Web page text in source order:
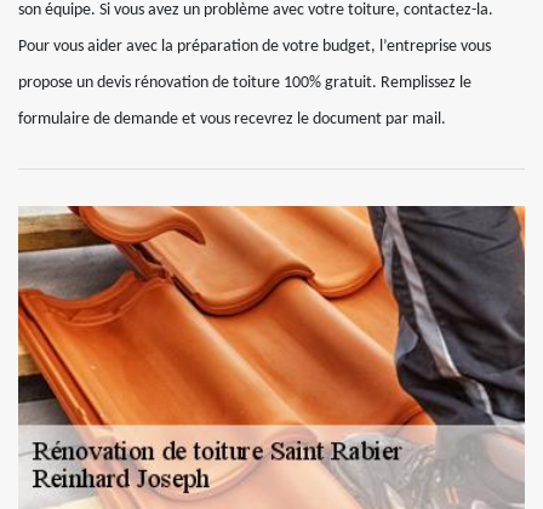
son équipe. Si vous avez un problème avec votre toiture, contactez-la.
Pour vous aider avec la préparation de votre budget, l’entreprise vous
propose un devis rénovation de toiture 100% gratuit. Remplissez le
formulaire de demande et vous recevrez le document par mail.